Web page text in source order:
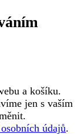
a košíku.
jen s vaším
údajů.